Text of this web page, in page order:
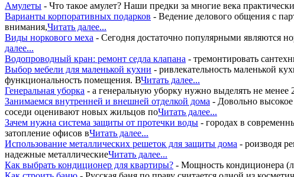
Амулеты - Что такое амулет? Наши предки за многие века
Варианты корпоративных подарков - Ведение делового общения с
внимания,Читать далее...
Виды норкового меха - Сегодня достаточно популярными являются
далее...
Водопроводный кран: ремонт седла клапана - тремонтировать
Выбор мебели для маленькой кухни - ривлекательность маленькой
функциональность помещения. ВЧитать далее...
Генеральная уборка - а генеральную уборку нужно выделять не
Занимаемся внутренней и внешней отделкой дома - Довольно
соседи оценивают новых жильцов поЧитать далее...
Зачем нужна система защиты от протечки воды - городах в
затопление офисов вЧитать далее...
Использование металлических решеток для защиты дома - роизводя
надежные металлическиеЧитать далее...
Как выбрать кондиционер для квартиры? - Мощность кондиционера